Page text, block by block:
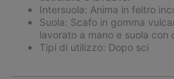
Intersuola: Anima in feltro
Suola: Scafo in gomma
lavorato a mano e suola con
Tipi di utilizzo: Dopo sci